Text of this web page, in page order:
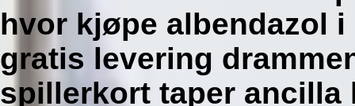
hvor kjøpe albendazol
gratis levering
spillerkort taper ancilla